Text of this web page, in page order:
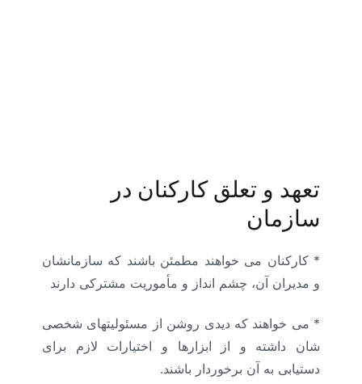
تعهد و تعلق کارکنان در
سازمان
* کارکنان می خواهند مطمئن باشند که سازمانشان
و مدیران آن، چشم انداز و مأموریت مشترکی دارند
* می خواهند که دیدی روشن از مسئولیتهای شخصی
شان داشته و از ابزارها و اختیارات لازم برای
دستیابی به آن برخوردار باشند.